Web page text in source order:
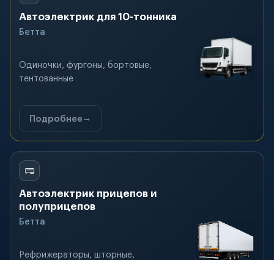
Автоэлектрик для 10-тонника
Бетта
Одиночки, фургоны, бортовые,
тентованные
Подробнее
Автоэлектрик прицепов и
полуприцепов
Бетта
Рефрижераторы, шторные,